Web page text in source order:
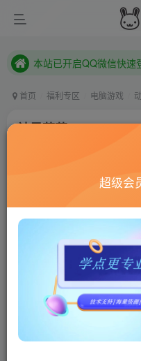
首页 福利专区 电脑游戏
神风蔬菜/Kamikaze
联网教程： 内附教程
单机教程： 内附教程
不懂的话联系客服！！！
本站的资源转载自国
验。如果您喜欢该游戏内
游戏介绍
赤色共产主义蔬菜人
超级会